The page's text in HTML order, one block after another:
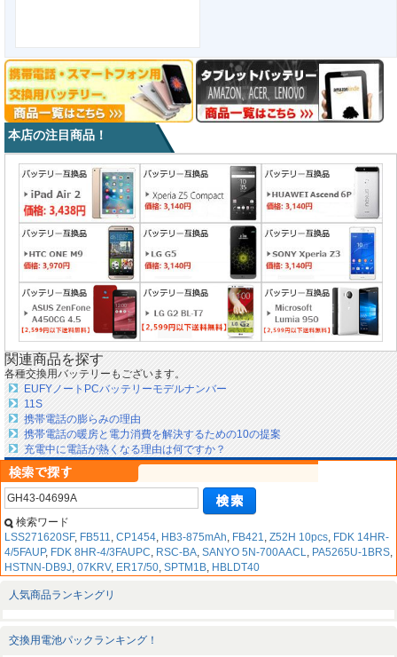
本店の注目商品！
関連商品を探す
各種交換用バッテリーもございます。
EUFYノートPCバッテリーモデルナンバー
11S
携帯電話の膨らみの理由
携帯電話の暖房と電力消費を解決するための10の提案
充電中に電話が熱くなる理由は何ですか？
検索ワード
LSS271620SF, FB511, CP1454, HB3-875mAh, FB421, Z52H 10pcs, FDK 14HR-
4/5FAUP, FDK 8HR-4/3FAUPC, RSC-BA, SANYO 5N-700AACL, PA5265U-1BRS,
HSTNN-DB9J, 07KRV, ER17/50, SPTM1B, HBLDT40
人気商品ランキングリ
交換用電池パックランキング！